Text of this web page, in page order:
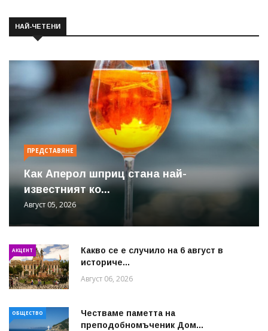
НАЙ-ЧЕТЕНИ
ПРЕДСТАВЯНЕ
Как Аперол шприц стана най-
известният ко...
Август 05, 2026
АКЦЕНТ
Какво се е случило на 6 август в
историче...
Август 06, 2026
ОБЩЕСТВО
Честваме паметта на
преподобномъченик Дом...